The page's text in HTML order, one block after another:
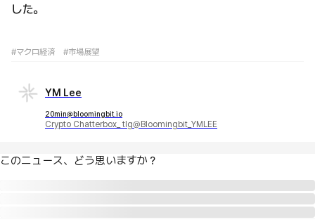
した。
#マクロ経済 #市場展望
YM Lee
20min@bloomingbit.io
Crypto Chatterbox_ tlg@Bloomingbit_YMLEE
このニュース、どう思いますか？